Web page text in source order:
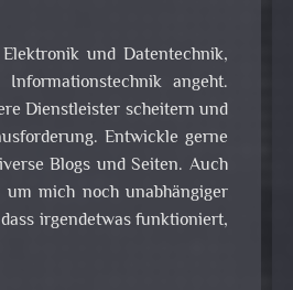
und Datentechnik,
angeht.
Dienstleister scheitern und
Entwickle gerne
Blogs und Seiten. Auch
mich noch unabhängiger
irgendetwas funktioniert,